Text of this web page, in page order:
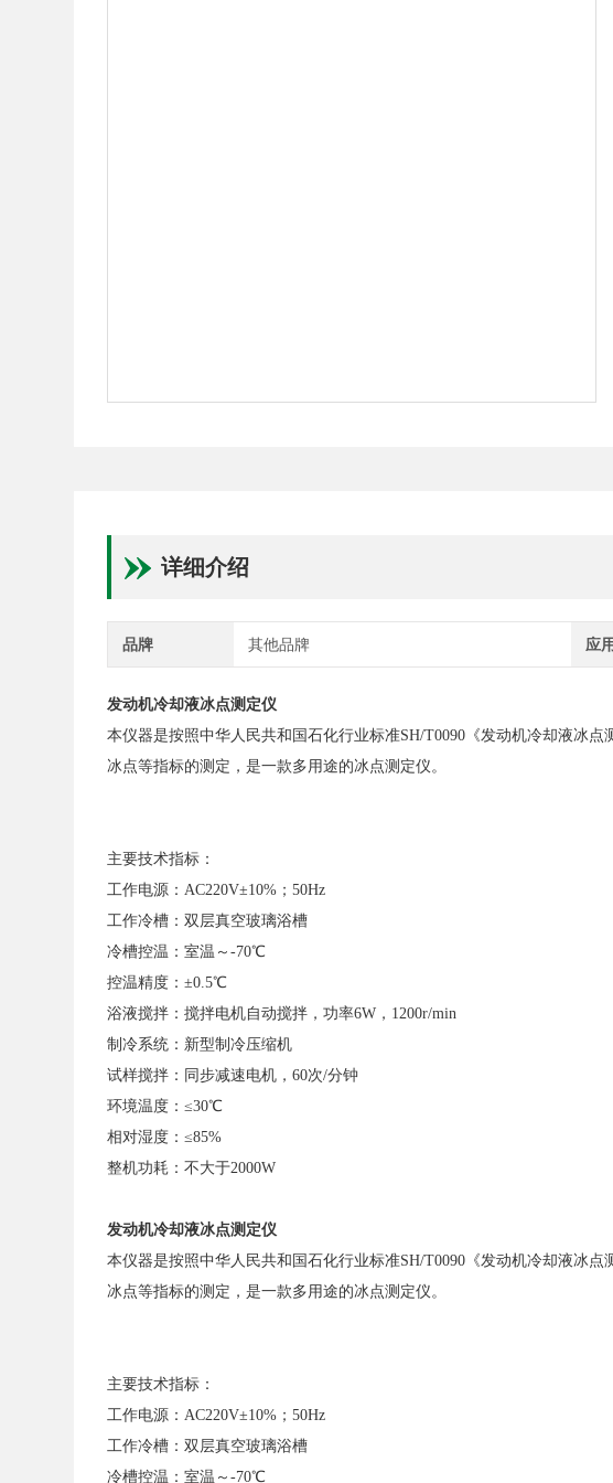
详细介绍
品牌 其他品牌 应
发动机冷却液冰点测定仪
本仪器是按照中华人民共和国石化行业标准SH/T0090《发动机冷却液冰
冰点等指标的测定，是一款多用途的冰点测定仪。
主要技术指标：
工作电源：AC220V±10%；50Hz
工作冷槽：双层真空玻璃浴槽
冷槽控温：室温～-70℃
控温精度：±0.5℃
浴液搅拌：搅拌电机自动搅拌，功率6W，1200r/min
制冷系统：新型制冷压缩机
试样搅拌：同步减速电机，60次/分钟
环境温度：≤30℃
相对湿度：≤85%
整机功耗：不大于2000W
发动机冷却液冰点测定仪
本仪器是按照中华人民共和国石化行业标准SH/T0090《发动机冷却液冰
冰点等指标的测定，是一款多用途的冰点测定仪。
主要技术指标：
工作电源：AC220V±10%；50Hz
工作冷槽：双层真空玻璃浴槽
冷槽控温：室温～-70℃